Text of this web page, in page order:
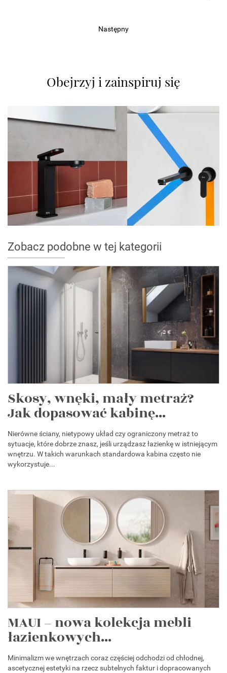
Następny
Obejrzyj i zainspiruj się
Zobacz podobne w tej kategorii
Skosy, wnęki, mały metraż?
Jak dopasować kabinę...
Nierówne ściany, nietypowy układ czy ograniczony metraż to
sytuacje, które dobrze znasz, jeśli urządzasz łazienkę w istniejącym
wnętrzu. W takich warunkach standardowa kabina często nie
wykorzystuje...
MAUI – nowa kolekcja mebli
łazienkowych...
Minimalizm we wnętrzach coraz częściej odchodzi od chłodnej,
ascetycznej estetyki na rzecz subtelnych faktur i dopracowanych